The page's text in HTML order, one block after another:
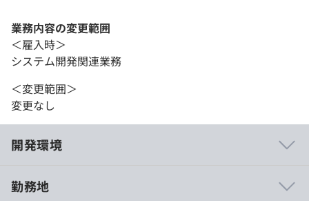
業務内容の変更範囲
＜雇入時＞
システム開発関連業務
＜変更範囲＞
変更なし
開発環境
勤務地